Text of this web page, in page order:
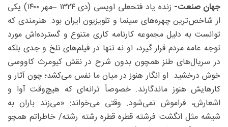
جهان صنعت-
زنده یاد فتحعلی اویسی (دی ۱۳۲۴ –مهر ۱۴۰۰) یکی
از شاخص‌ترین چهره‌های سینما و تلویزیون ایران بود. هنرمندی که
توانست به دلیل مجموعه کارنامه کاری متنوع و گسترده‌اش مورد
توجه عامه مردم قرار گیرد، او نه تنها در فیلم‌های تلخ و جدی بلکه
در سریال‌های طنز همچون بدون شرح در نقش کیومرث کاووسی
خوش درخشید. او انگار هنوز در میان ما نفس می‌کشد؛ چون آثار و
کارهایش هنوز ماندگارند. خصوصاً ترانه‌ای که هیچ‌وقت آوا و
اشعارش، فراموش نمی‌شود. وقتی می‌خواند: «می‌زند باران به
شیشه مثل انگشت فرشته قطره قطره رشته رشته/ خاطراتم همچو